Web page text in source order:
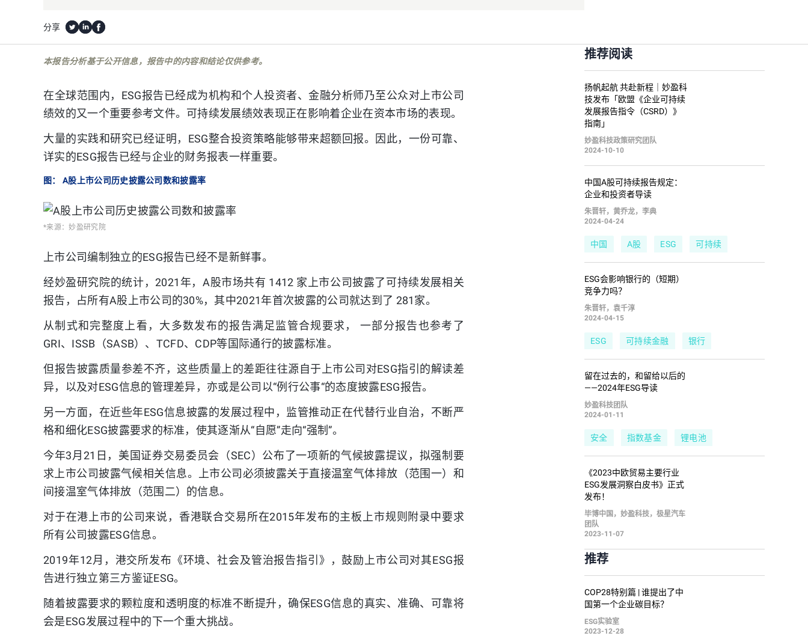
分享
本报告分析基于公开信息，报告中的内容和结论仅供参考。
在全球范围内，ESG报告已经成为机构和个人投资者、金融分析师乃至公众对上市公司
绩效的又一个重要参考文件。可持续发展绩效表现正在影响着企业在资本市场的表现。
大量的实践和研究已经证明，ESG整合投资策略能够带来超额回报。因此，一份可靠、
详实的ESG报告已经与企业的财务报表一样重要。
图： A股上市公司历史披露公司数和披露率
*来源：妙盈研究院
上市公司编制独立的ESG报告已经不是新鲜事。
经妙盈研究院的统计，2021年，A股市场共有 1412 家上市公司披露了可持续发展相关
报告，占所有A股上市公司的30%，其中2021年首次披露的公司就达到了 281家。
从制式和完整度上看，大多数发布的报告满足监管合规要求， 一部分报告也参考了
GRI、ISSB（SASB）、TCFD、CDP等国际通行的披露标准。
但报告披露质量参差不齐，这些质量上的差距往往源自于上市公司对ESG指引的解读差
异，以及对ESG信息的管理差异，亦或是公司以“例行公事“的态度披露ESG报告。
另一方面，在近些年ESG信息披露的发展过程中，监管推动正在代替行业自治，不断严
格和细化ESG披露要求的标准，使其逐渐从“自愿”走向“强制”。
今年3月21日，美国证券交易委员会（SEC）公布了一项新的气候披露提议，拟强制要
求上市公司披露气候相关信息。上市公司必须披露关于直接温室气体排放（范围一）和
间接温室气体排放（范围二）的信息。
对于在港上市的公司来说，香港联合交易所在2015年发布的主板上市规则附录中要求
所有公司披露ESG信息。
2019年12月，港交所发布《环境、社会及管治报告指引》，鼓励上市公司对其ESG报
告进行独立第三方鉴证ESG。
随着披露要求的颗粒度和透明度的标准不断提升，确保ESG信息的真实、准确、可靠将
会是ESG发展过程中的下一个重大挑战。
推荐阅读
扬帆起航 共赴新程｜妙盈科
技发布「欧盟《企业可持续
发展报告指令（CSRD）》
指南」
妙盈科技政策研究团队
2024-10-10
中国A股可持续报告规定：
企业和投资者导读
朱晋轩，黄乔龙，李典
2024-04-24
中国 A股 ESG 可持续
ESG会影响银行的（短期）
竞争力吗？
朱晋轩，袁千淳
2024-04-15
ESG 可持续金融 银行
留在过去的，和留给以后的
——2024年ESG导读
妙盈科技团队
2024-01-11
安全 指数基金 锂电池
《2023中欧贸易主要行业
ESG发展洞察白皮书》正式
发布！
毕博中国，妙盈科技，极星汽车
团队
2023-11-07
推荐
COP28特别篇 | 谁提出了中
国第一个企业碳目标？
ESG实验室
2023-12-28